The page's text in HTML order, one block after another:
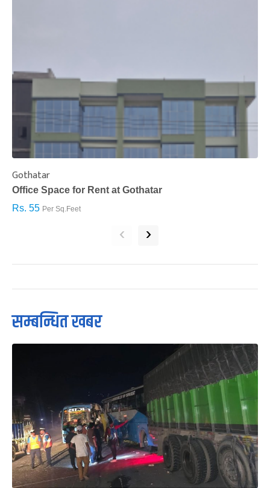
Gothatar
Office Space for Rent at Gothatar
Rs. 55 Per Sq.Feet
‹ ›
सम्बन्धित खबर